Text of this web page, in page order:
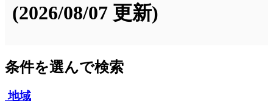
(2026/08/07 更新)
条件を選んで検索
地域